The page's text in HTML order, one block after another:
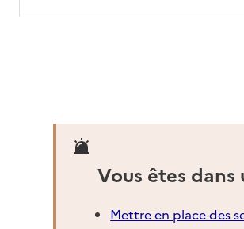
Vous êtes dans
Mettre en place des